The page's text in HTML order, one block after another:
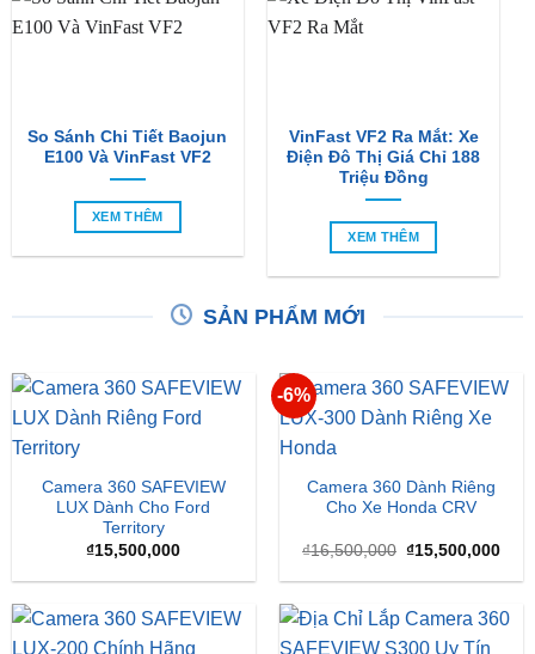
So Sánh Chi Tiết Baojun
E100 Và VinFast VF2
XEM THÊM
VinFast VF2 Ra Mắt: Xe
Điện Đô Thị Giá Chỉ 188
Triệu Đồng
XEM THÊM
SẢN PHẨM MỚI
Camera 360 SAFEVIEW
LUX Dành Cho Ford
Territory
₫15,500,000
-6%
Camera 360 Dành Riêng
Cho Xe Honda CRV
₫16,500,000 Giá
là:
₫15,500,000Giá
tại